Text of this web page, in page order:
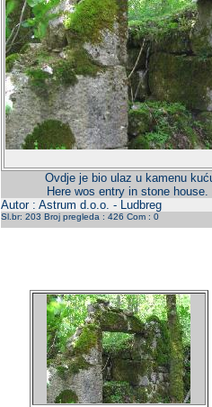
Ovdje je bio ulaz u kamenu
Here wos entry in stone
Autor : Astrum d.o.o. - Ludbreg
Sl.br: 203 Broj pregleda : 426 Com : 0